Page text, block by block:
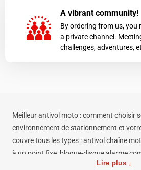
A vibrant community!
By ordering from us, you
a private channel.
challenges, adventures,
Meilleur antivol moto : comment choisir
environnement de stationnement et
couvre tous les types : antivol chaîne
à un point fixe, bloque-disque alarme
poche, antivol U, antivol pliant etLire plus ↓